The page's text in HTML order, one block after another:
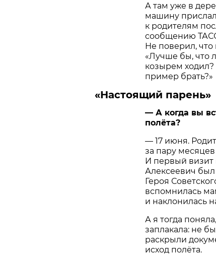
А там уже в
машину
к родителям
сообщению
Не поверил,
«Лучше бы, что
козырем
пример брать?»
«Настоящий парень»
— А когда вы
полёта?
— 17 июня.
за пару
И первый визит
Алексеевич
Героя
вспомнилась
и наклонилась
А я тогда
заплакала: не
раскрыли
исход полёта.